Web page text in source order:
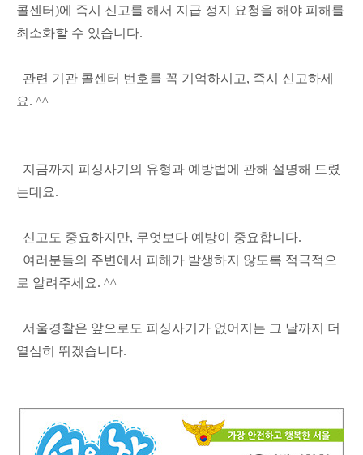
콜센터)에 즉시 신고를 해서 지급 정지 요청을 해야 피해를
최소화할 수 있습니다.
관련 기관 콜센터 번호를 꼭 기억하시고, 즉시 신고하세
요. ^^
지금까지 피싱사기의 유형과 예방법에 관해 설명해 드렸
는데요.
신고도 중요하지만, 무엇보다 예방이 중요합니다.
여러분들의 주변에서 피해가 발생하지 않도록 적극적으
로 알려주세요. ^^
서울경찰은 앞으로도 피싱사기가 없어지는 그 날까지 더
열심히 뛰겠습니다.